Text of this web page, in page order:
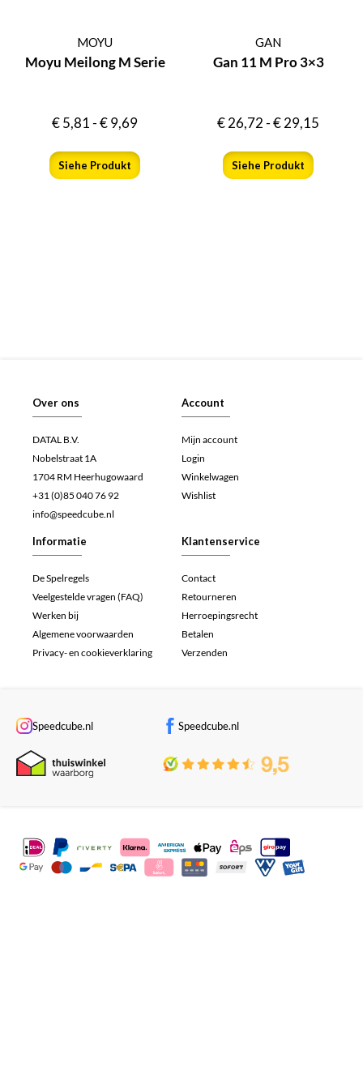
MOYU
Moyu Meilong M Serie
€5,81-€9,69
Siehe Produkt
GAN
Gan 11 M Pro 3×3
€26,72-€29,15
Siehe Produkt
Over ons
DATAL B.V.
Nobelstraat 1A
1704 RM Heerhugowaard
+31 (0)85 040 76 92
info@speedcube.nl
Account
Mijn account
Login
Winkelwagen
Wishlist
Informatie
De Spelregels
Veelgestelde vragen (FAQ)
Werken bij
Algemene voorwaarden
Privacy- en cookieverklaring
Klantenservice
Contact
Retourneren
Herroepingsrecht
Betalen
Verzenden
Speedcube.nl Speedcube.nl